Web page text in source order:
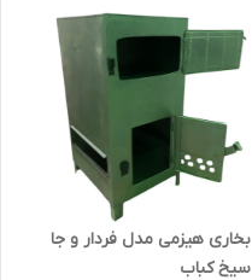
بخاری هیزمی مدل فردار و جا
سیخ کباب